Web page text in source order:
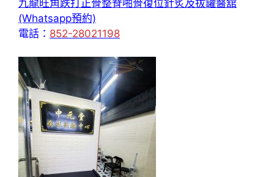
九龍旺角跌打正骨整脊啪骨復位針炙及拔罐醫舘
(Whatsapp預約)
電話： 852-28021198